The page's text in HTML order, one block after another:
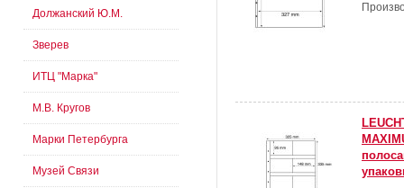
Должанский Ю.М.
Зверев
ИТЦ "Марка"
М.В. Кругов
Марки Петербурга
Музей Связи